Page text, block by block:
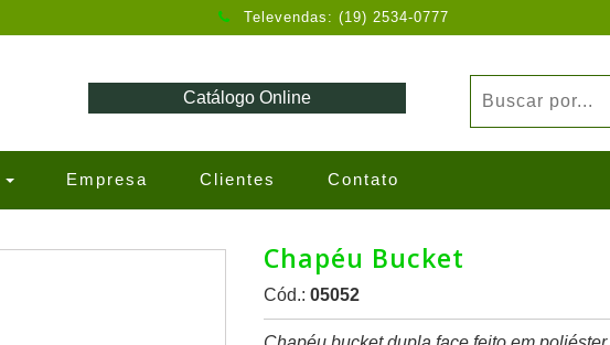
Televendas: (19) 2534-0777
Catálogo Online
Empresa Clientes Contato
Chapéu Bucket
Cód.: 05052